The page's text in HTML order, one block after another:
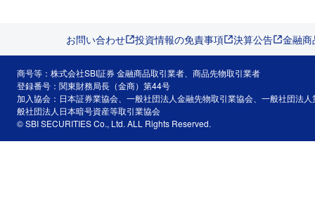
お問い合わせ 投資情報の免責事項 決算公告 金融
商号等：株式会社SBI証券 金融商品取引業者、商品先物取引業者
登録番号：関東財務局長（金商）第44号
加入協会：日本証券業協会、一般社団法人金融先物取引業協会、一般社団法
般社団法人日本暗号資産等取引業協会
© SBI SECURITIES Co., Ltd. ALL Rights Reserved.